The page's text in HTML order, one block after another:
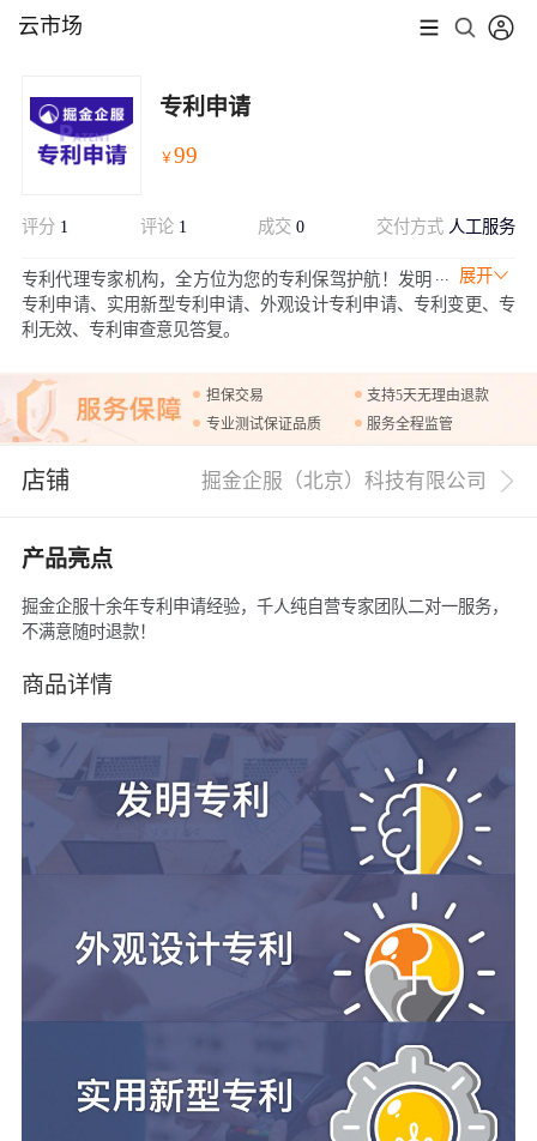
云市场
专利申请
￥99
评分 1 评论 1 成交0 交付方式 人工服务
展开
专利代理专家机构，全方位为您的专利保驾护航！发明
专利申请、实用新型专利申请、外观设计专利申请、专利变更、专
利无效、专利审查意见答复。
担保交易
支持5天无理由退款
专业测试保证品质
服务全程监管
店铺 掘金企服（北京）科技有限公司
产品亮点
掘金企服十余年专利申请经验，千人纯自营专家团队二对一服务，
不满意随时退款！
商品详情